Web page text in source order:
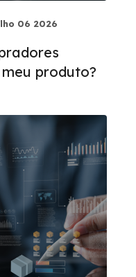
06 2026
produto?